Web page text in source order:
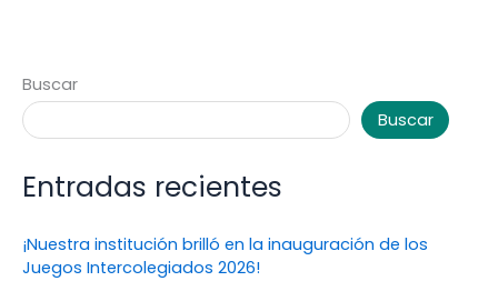
Buscar
Buscar
Entradas recientes
¡Nuestra institución brilló en la inauguración de los
Juegos Intercolegiados 2026!